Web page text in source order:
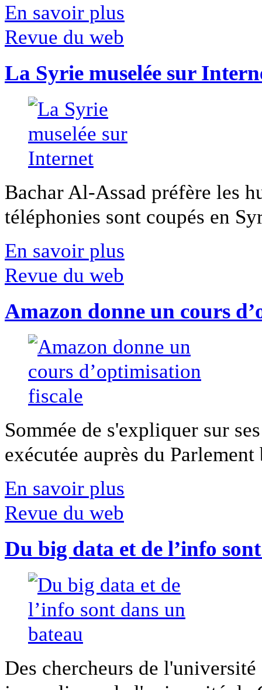
En savoir plus
Revue du web
La Syrie muselée sur
Bachar Al-Assad préfère les
téléphonies sont coupés en
En savoir plus
Revue du web
Amazon donne un cours
Sommée de s'expliquer sur
exécutée auprès du
En savoir plus
Revue du web
Du big data et de l’info
Des chercheurs de